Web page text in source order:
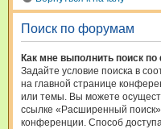
Поиск по форумам
Как мне выполнить поиск
Задайте условие поиска в
на главной странице
или темы. Вы можете
ссылке «Расширенный
конференции. Способ